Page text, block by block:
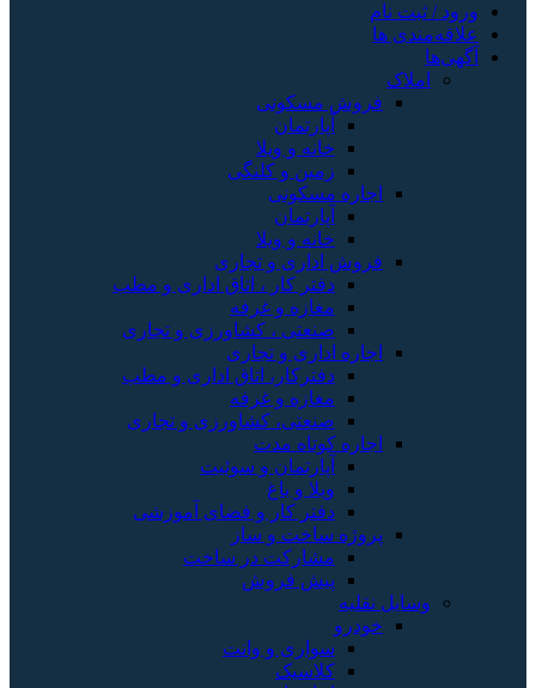
ورود / ثبت نام
علاقه‌مندی ها
آگهی‌ها
املاک
فروش مسکونی
آپارتمان
خانه و ویلا
زمین و کلنگی
اجاره مسکونی
آپارتمان
خانه و ویلا
فروش اداری و تجاری
دفتر کار ، اتاق اداری و مطب
مغازه و غرفه
صنعتی ، کشاورزی و تجاری
اجاره اداری و تجاری
دفترکار، اتاق اداری و مطب
مغازه و غرفه
صنعتی، کشاورزی و تجاری
اجاره کوتاه مدت
آپارتمان و سوئیت
ویلا و باغ
دفتر کار و فضای آموزشی
پروژه ساخت و ساز
مشارکت در ساخت
پیش فروش
وسایل نقلیه
خودرو
سواری و وانت
کلاسیک